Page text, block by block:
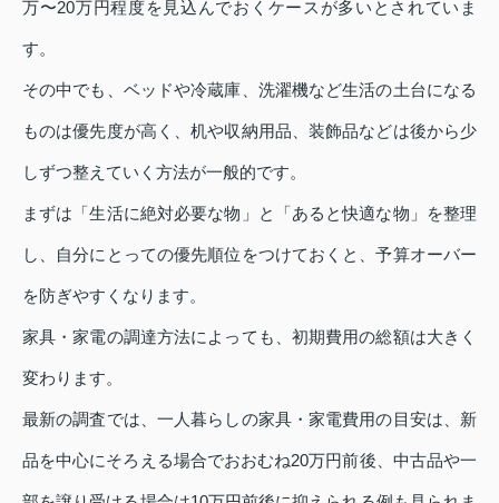
万〜20万円程度を見込んでおくケースが多いとされていま
す。
その中でも、ベッドや冷蔵庫、洗濯機など生活の土台になる
ものは優先度が高く、机や収納用品、装飾品などは後から少
しずつ整えていく方法が一般的です。
まずは「生活に絶対必要な物」と「あると快適な物」を整理
し、自分にとっての優先順位をつけておくと、予算オーバー
を防ぎやすくなります。
家具・家電の調達方法によっても、初期費用の総額は大きく
変わります。
最新の調査では、一人暮らしの家具・家電費用の目安は、新
品を中心にそろえる場合でおおむね20万円前後、中古品や一